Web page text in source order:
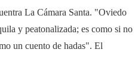
La Cámara Santa. "Oviedo
y peatonalizada; es como si no
un cuento de hadas". El